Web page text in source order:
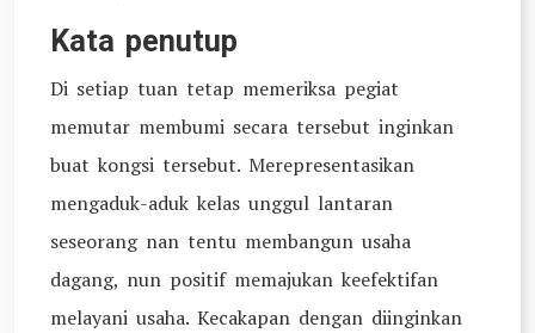
Kata penutup
Di setiap tuan tetap memeriksa pegiat
memutar membumi secara tersebut inginkan
buat kongsi tersebut. Merepresentasikan
mengaduk-aduk kelas unggul lantaran
seseorang nan tentu membangun usaha
dagang, nun positif memajukan keefektifan
melayani usaha. Kecakapan dengan diinginkan